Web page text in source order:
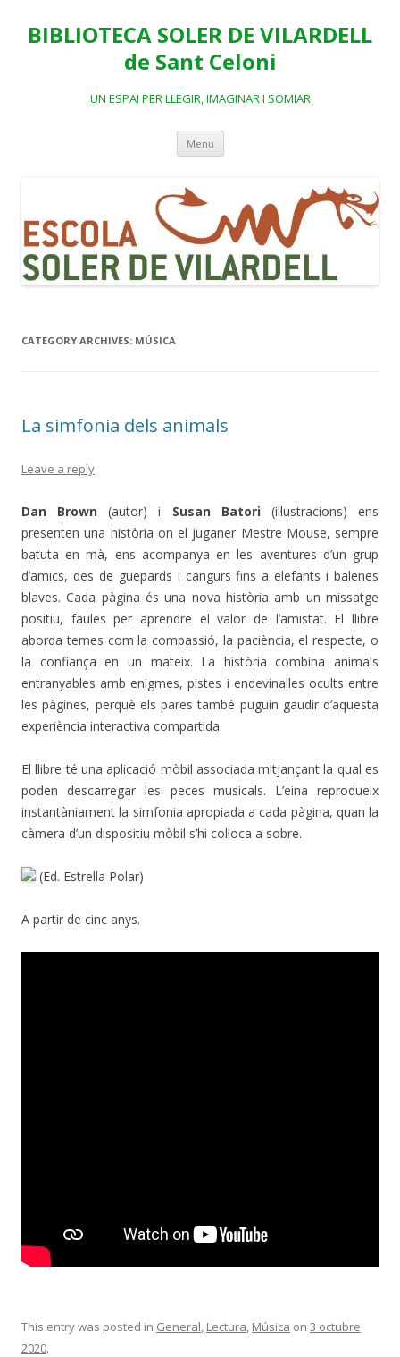
BIBLIOTECA SOLER DE VILARDELL
de Sant Celoni
UN ESPAI PER LLEGIR, IMAGINAR I SOMIAR
Menu Skip
content
CATEGORY ARCHIVES: MÚSICA
La simfonia dels animals
Leave a reply
Dan Brown(autor) i Susan Batori(il·lustracions) ens
presenten una història on el juganer Mestre Mouse, sempre
batuta en mà, ens acompanya en les aventures d’un grup
d’amics, des de guepards i cangurs fins a elefants i balenes
blaves. Cada pàgina és una nova història amb un missatge
positiu, faules per aprendre el valor de l’amistat. El llibre
aborda temes com la compassió, la paciència, el respecte, o
la confiança en un mateix. La història combina animals
entranyables amb enigmes, pistes i endevinalles ocults entre
les pàgines, perquè els pares també puguin gaudir d’aquesta
experiència interactiva compartida.
El llibre té una aplicació mòbil associada mitjançant la qual es
poden descarregar les peces musicals. L’eina reprodueix
instantàniament la simfonia apropiada a cada pàgina, quan la
càmera d’un dispositiu mòbil s’hi col·loca a sobre.
(Ed. Estrella Polar)
A partir de cinc anys.
This entry was posted in General Lectura Música on 3 octubre
2020.